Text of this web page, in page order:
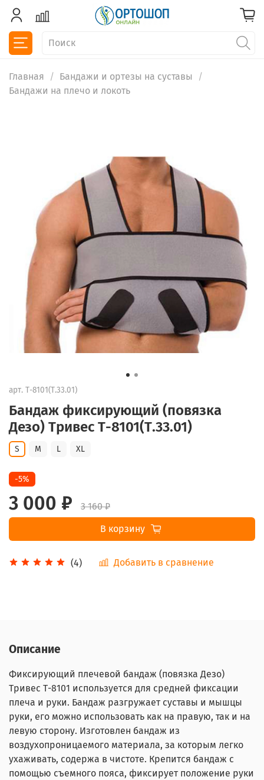
Главная
Бандажи и ортезы на суставы
Бандажи на плечо и локоть
арт. Т-8101(Т.33.01)
Бандаж фиксирующий (повязка
Дезо) Тривес Т-8101(Т.33.01)
(4) Добавить в сравнение
S M L XL
-5%
3 000 ₽
3 160 ₽
В корзину
Описание
Фиксирующий плечевой бандаж (повязка Дезо)
Тривес Т-8101 используется для средней фиксации
плеча и руки. Бандаж разгружает суставы и мышцы
руки, его можно использовать как на правую, так и на
левую сторону. Изготовлен бандаж из
воздухопроницаемого материала, за которым легко
ухаживать, содержа в чистоте. Крепится бандаж с
помощью съемного пояса, фиксирует положение руки